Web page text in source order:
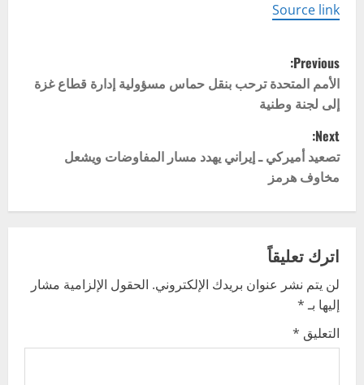
Source link
P
o
s
t
n
v
i
g
Previous:
الأمم المتحدة ترحب بنقل حماس مسؤولية إدارة قطاع غزة
إلى لجنة وطنية
Next:
تصعيد أميركي ـ إيراني يهدد مسار المفاوضات ويشعل
مخاوف هرمز
اترك تعليقاً
لن يتم نشر عنوان بريدك الإلكتروني. الحقول الإلزامية مشار
إليها بـ*
التعليق *